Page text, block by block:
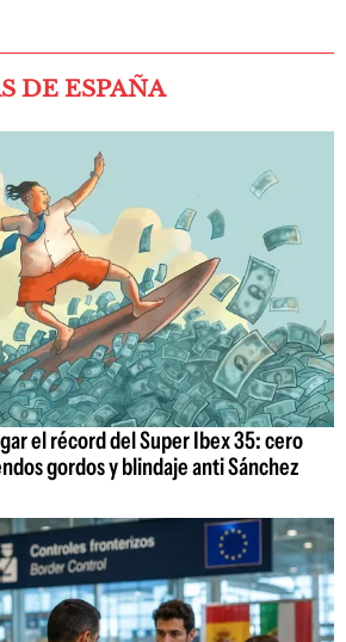
DE ESPAÑA
el récord del Super Ibex 35: cero
gordos y blindaje anti Sánchez